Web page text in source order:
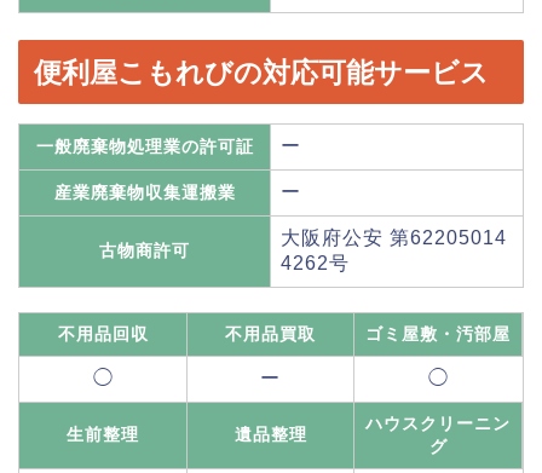
便利屋こもれびの対応可能サービス
一般廃棄物処理業の許可証 ー
産業廃棄物収集運搬業 ー
古物商許可
大阪府公安 第62205014
4262号
不用品回収 不用品買取 ゴミ屋敷・汚部屋
◯ ー ◯
生前整理 遺品整理
ハウスクリーニン
グ